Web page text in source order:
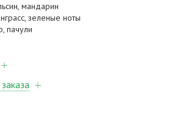
мандарин
зеленые ноты
пачули